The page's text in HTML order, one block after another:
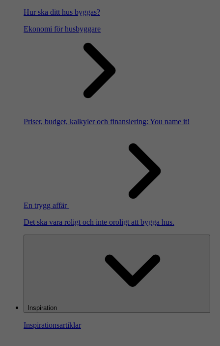
Hur ska ditt hus byggas?
Ekonomi för husbyggare
Priser, budget, kalkyler och finansiering: You name it!
En trygg affär
Det ska vara roligt och inte oroligt att bygga hus.
Inspiration
Inspirationsartiklar